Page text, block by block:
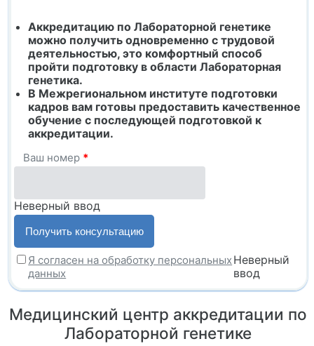
Аккредитацию по Лабораторной генетике
можно получить одновременно с трудовой
деятельностью, это комфортный способ
пройти подготовку в области Лабораторная
генетика.
В Межрегиональном институте подготовки
кадров вам готовы предоставить качественное
обучение с последующей подготовкой к
аккредитации.
Ваш номер *
Неверный ввод
Я согласен на обработку персональных
данных
Неверный
ввод
Медицинский центр аккредитации по
Лабораторной генетике